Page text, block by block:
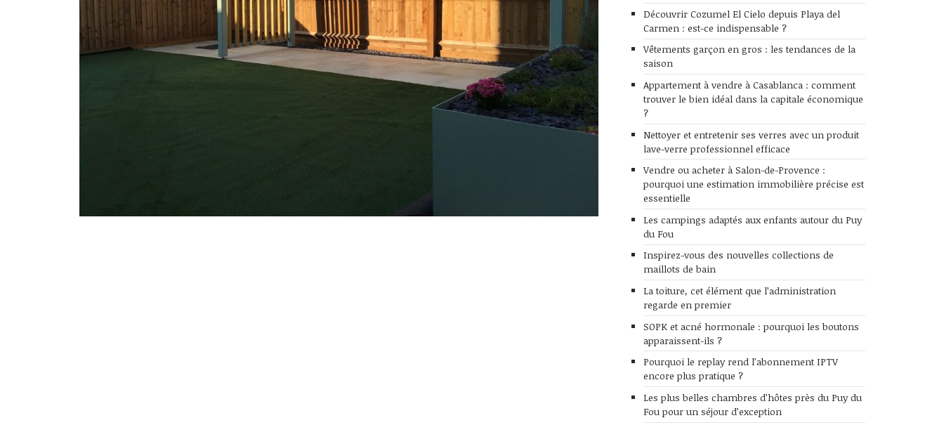
Découvrir Cozumel El Cielo depuis Playa del
Carmen : est-ce indispensable ?
Vêtements garçon en gros : les tendances de la
saison
Appartement à vendre à Casablanca : comment
trouver le bien idéal dans la capitale économique
?
Nettoyer et entretenir ses verres avec un produit
lave-verre professionnel efficace
Vendre ou acheter à Salon-de-Provence :
pourquoi une estimation immobilière précise est
essentielle
Les campings adaptés aux enfants autour du Puy
du Fou
Inspirez-vous des nouvelles collections de
maillots de bain
La toiture, cet élément que l’administration
regarde en premier
SOPK et acné hormonale : pourquoi les boutons
apparaissent-ils ?
Pourquoi le replay rend l’abonnement IPTV
encore plus pratique ?
Les plus belles chambres d’hôtes près du Puy du
Fou pour un séjour d’exception